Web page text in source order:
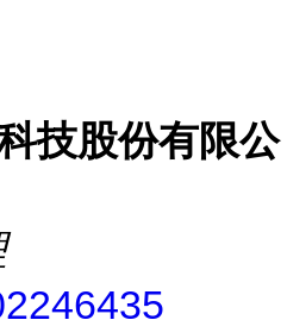
技股份有限公